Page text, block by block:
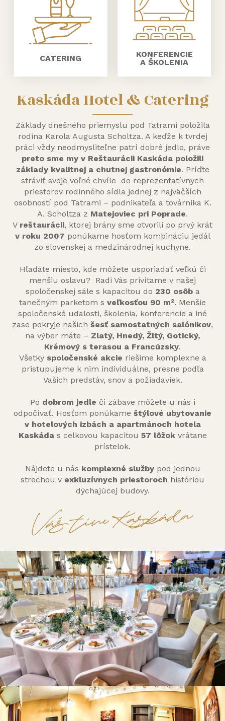
CATERING
KONFERENCIE
A ŠKOLENIA
Kaskáda Hotel & Catering
Základy dnešného priemyslu pod Tatrami položila
rodina Karola Augusta Scholtza. A keďže k tvrdej
práci vždy neodmysliteľne patrí dobré jedlo, práve
preto sme my v Reštaurácii Kaskáda položili
základy kvalitnej a chutnej gastronómie. Príďte
stráviť svoje voľné chvíle do reprezentatívnych
priestorov rodinného sídla jednej z najväčších
osobností pod Tatrami – podnikateľa a továrnika K.
A. Scholtza z Matejoviec pri Poprade.
V reštaurácii, ktorej brány sme otvorili po prvý krát
v roku 2007 ponúkame hosťom kombináciu jedál
zo slovenskej a medzinárodnej kuchyne.
Hľadáte miesto, kde môžete usporiadať veľkú či
menšiu oslavu? Radi Vás privítame v našej
spoločenskej sále s kapacitou do 230 osôba
tanečným parketom s veľkosťou 90 m². Menšie
spoločenské udalosti, školenia, konferencie a iné
zase pokryje našich šesť samostatných salónikov,
na výber máte – Zlatý, Hnedý, Žltý, Gotický,
Krémový s terasou a Francúzsky.
Všetky spoločenské akcie riešime komplexne a
pristupujeme k nim individuálne, presne podľa
Vašich predstáv, snov a požiadaviek.
Po dobrom jedle či zábave môžete u nás i
odpočívať. Hosťom ponúkame štýlové ubytovanie
v hotelových izbách a apartmánoch hotela
Kaskádas celkovou kapacitou 57 lôžokvrátane
prístelok.
Nájdete u nás komplexné službypod jednou
strechou v exkluzívnych priestoroch históriou
dýchajúcej budovy.